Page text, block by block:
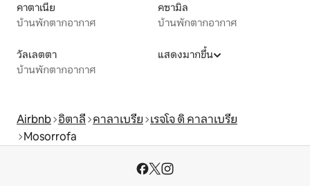
คาตาเนีย
บ้านพักตากอากาศ
คซามิล
บ้านพักตากอากาศ
วัลเลตตา
บ้านพักตากอากาศ
แสดงมากขึ้น
Airbnb อิตาลี คาลาเบรีย เรจโจ ดิ คาลาเบรีย
Mosorrofa